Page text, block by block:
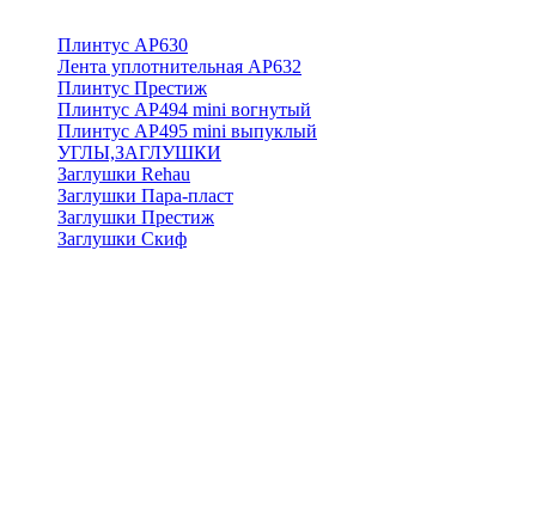
Плинтус АР630
Лента уплотнительная АР632
Плинтус Престиж
Плинтус АР494 mini вогнутый
Плинтус АР495 mini выпуклый
УГЛЫ,ЗАГЛУШКИ
Заглушки Rehau
Заглушки Пара-пласт
Заглушки Престиж
Заглушки Скиф